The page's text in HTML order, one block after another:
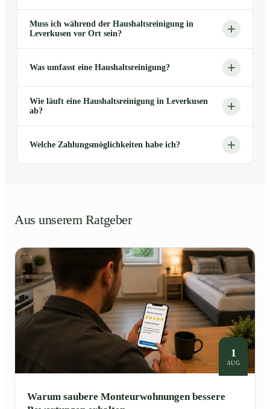
Muss ich während der Haushaltsreinigung in
Leverkusen vor Ort sein?
Was umfasst eine Haushaltsreinigung?
Wie läuft eine Haushaltsreinigung in Leverkusen
ab?
Welche Zahlungsmöglichkeiten habe ich?
Aus unserem Ratgeber
1
AUG
Warum saubere Monteurwohnungen bessere